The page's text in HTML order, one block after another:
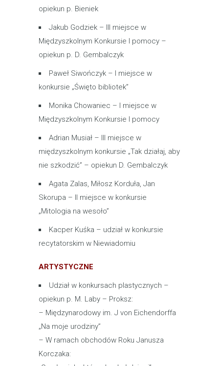
opiekun p. Bieniek
Jakub Godziek – III miejsce w
Międzyszkolnym Konkursie I pomocy –
opiekun p. D. Gembalczyk
Paweł Siwończyk – I miejsce w
konkursie „Święto bibliotek”
Monika Chowaniec – I miejsce w
Międzyszkolnym Konkursie I pomocy
Adrian Musiał – III miejsce w
międzyszkolnym konkursie „Tak działaj, aby
nie szkodzić” – opiekun D. Gembalczyk
Agata Zalas, Miłosz Korduła, Jan
Skorupa – II miejsce w konkursie
„Mitologia na wesoło”
Kacper Kuśka – udział w konkursie
recytatorskim w Niewiadomiu
ARTYSTYCZNE
Udział w konkursach plastycznych –
opiekun p. M. Laby – Proksz:
– Międzynarodowy im. J von Eichendorffa
„Na moje urodziny”
– W ramach obchodów Roku Janusza
Korczaka: